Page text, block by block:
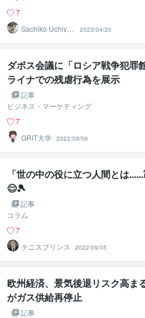
7
Sachiko Uchiya
2023/04/20
ダボス会議に「ロシア戦争犯罪
ライナでの残虐行為を展示
記事
ビジネス・マーケティング
7
GRIT大学 2022/09/06
「世の中の役に立つ人間とは
😊🎾
記事
コラム
7
テニスプリンス
2022/09/05
欧州経済、景気後退リスク高
がガス供給再停止
記事